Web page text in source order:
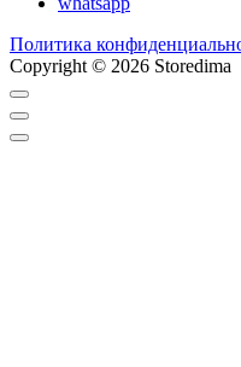
Политика
Copyright © 2026 Storedima